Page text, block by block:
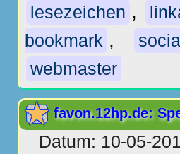
lesezeichen ,
bookmark ,
webmaster
favon.12hp.de:
Datum: 10-05-